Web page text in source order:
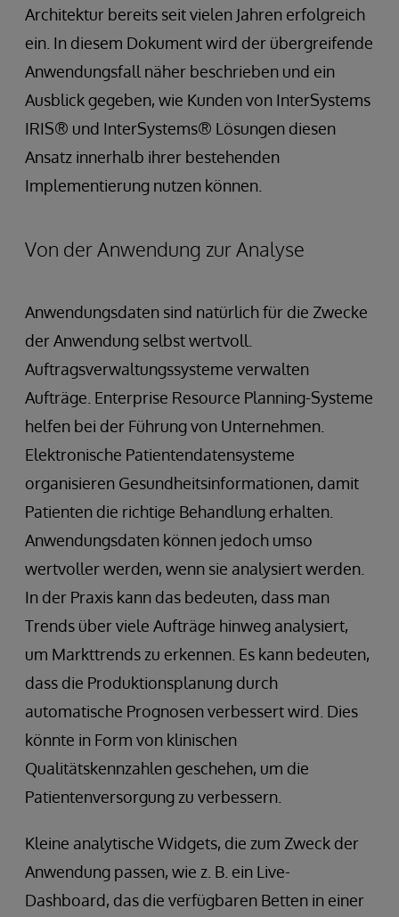
Architektur bereits seit vielen Jahren erfolgreich
ein. In diesem Dokument wird der übergreifende
Anwendungsfall näher beschrieben und ein
Ausblick gegeben, wie Kunden von InterSystems
IRIS® und InterSystems® Lösungen diesen
Ansatz innerhalb ihrer bestehenden
Implementierung nutzen können.
Von der Anwendung zur Analyse
Anwendungsdaten sind natürlich für die Zwecke
der Anwendung selbst wertvoll.
Auftragsverwaltungssysteme verwalten
Aufträge. Enterprise Resource Planning-Systeme
helfen bei der Führung von Unternehmen.
Elektronische Patientendatensysteme
organisieren Gesundheitsinformationen, damit
Patienten die richtige Behandlung erhalten.
Anwendungsdaten können jedoch umso
wertvoller werden, wenn sie analysiert werden.
In der Praxis kann das bedeuten, dass man
Trends über viele Aufträge hinweg analysiert,
um Markttrends zu erkennen. Es kann bedeuten,
dass die Produktionsplanung durch
automatische Prognosen verbessert wird. Dies
könnte in Form von klinischen
Qualitätskennzahlen geschehen, um die
Patientenversorgung zu verbessern.
Kleine analytische Widgets, die zum Zweck der
Anwendung passen, wie z. B. ein Live-
Dashboard, das die verfügbaren Betten in einer